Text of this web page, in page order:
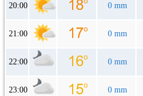
20:00 0 mm
21:00 0 mm
22:00 0 mm
23:00 0 mm